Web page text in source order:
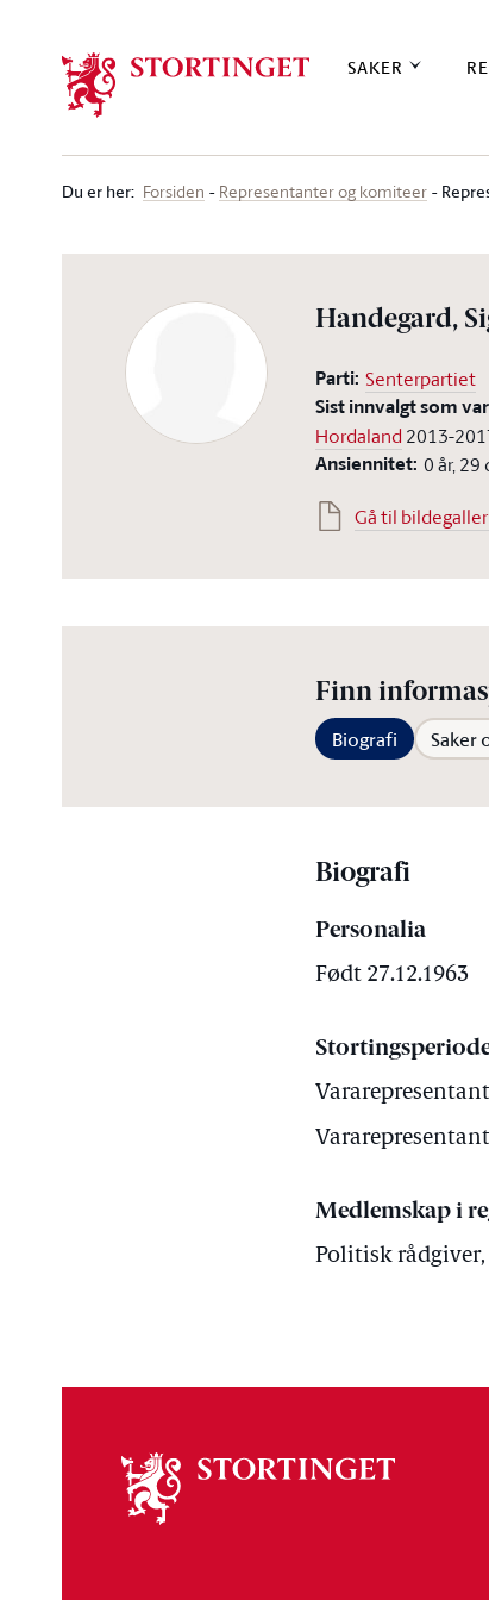
SAKER
Du er her: Forsiden Representanter og komiteer
Handegard,
Parti: Senterpartiet
Sist innvalgt som
Hordaland 2013-
Ansiennitet: 0 år, 29
Gå til
Finn
Biografi Saker
Biografi
Personalia
Født 27.12.1963
Medlemskap i
Politisk rådgiver,
stortinget